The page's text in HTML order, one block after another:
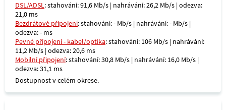
DSL/ADSL: stahování: 91,6 Mb/s | nahrávání: 26,2 Mb/s | odezva:
21,0 ms
Bezdrátové připojení: stahování: - Mb/s | nahrávání: - Mb/s |
odezva: - ms
Pevné připojení - kabel/optika: stahování: 106 Mb/s | nahrávání:
11,2 Mb/s | odezva: 20,6 ms
Mobilní připojení: stahování: 30,8 Mb/s | nahrávání: 16,0 Mb/s |
odezva: 31,1 ms
Dostupnost v celém okrese.